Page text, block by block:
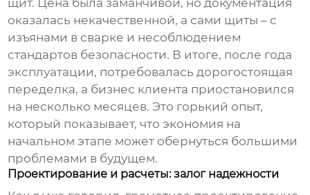
щит. Цена была заманчивой, но документация
оказалась некачественной, а сами щиты – с
изъянами в сварке и несоблюдением
стандартов безопасности. В итоге, после года
эксплуатации, потребовалась дорогостоящая
переделка, а бизнес клиента приостановился
на несколько месяцев. Это горький опыт,
который показывает, что экономия на
начальном этапе может обернуться большими
проблемами в будущем.
Проектирование и расчеты: залог надежности